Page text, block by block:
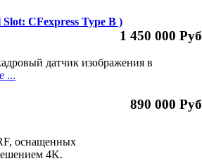
CFexpress Type B )
1 450 000 Руб
датчик изображения в
...
890 000 Руб
оснащенных
4K.